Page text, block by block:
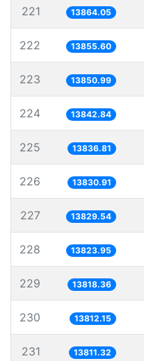
221 13864.05
222 13855.60
223 13850.99
224 13842.84
225 13836.81
226 13830.91
227 13829.54
228 13823.95
229 13818.36
230 13812.15
231 13811.32